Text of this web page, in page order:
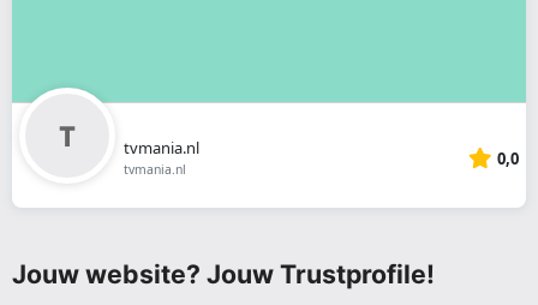
tvmania.nl
tvmania.nl 0,0
Jouw website? Jouw Trustprofile!